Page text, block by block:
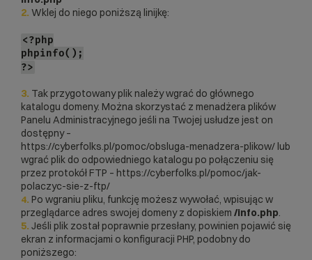
2. Wklej do niego poniższą linijkę:
<?php
phpinfo();
?>
3. Tak przygotowany plik należy wgrać do głównego
katalogu domeny. Można skorzystać z menadżera plików
Panelu Administracyjnego jeśli na Twojej usłudze jest on
dostępny –
https://cyberfolks.pl/pomoc/obsluga-menadzera-plikow/ lub
wgrać plik do odpowiedniego katalogu po połączeniu się
przez protokół FTP – https://cyberfolks.pl/pomoc/jak-
polaczyc-sie-z-ftp/
4. Po wgraniu pliku, funkcję możesz wywołać, wpisując w
przeglądarce adres swojej domeny z dopiskiem /info.php.
5. Jeśli plik został poprawnie przesłany, powinien pojawić się
ekran z informacjami o konfiguracji PHP, podobny do
poniższego: